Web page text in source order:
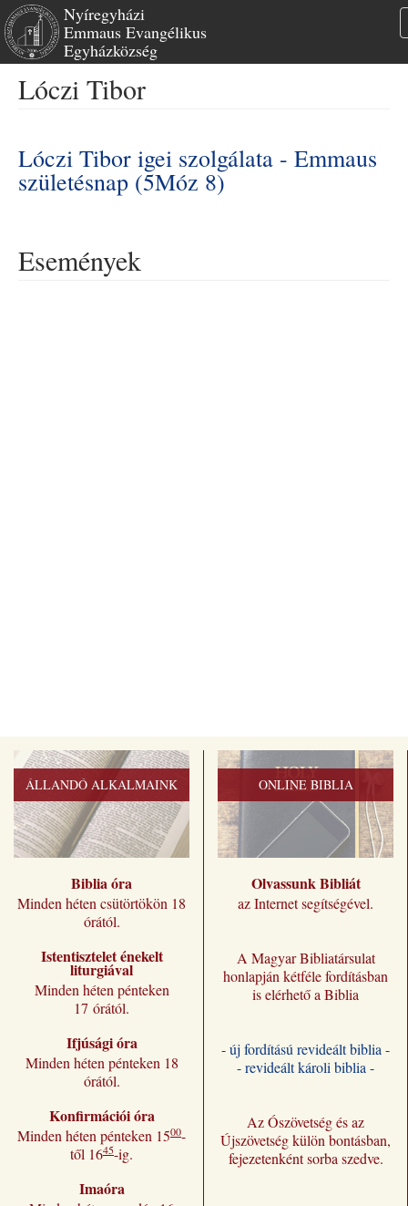
Ugrás
Nyíregyházi
Emmaus Evangélikus
Egyházközség
Lóczi Tibor
Lóczi Tibor igei szolgálata - Emmaus
születésnap (5Móz 8)
Események
ÁLLANDÓ ALKALMAINK
Biblia óra
Minden héten csütörtökön 18
órától.
Istentisztelet énekelt
liturgiával
Minden héten pénteken
17 órától.
Ifjúsági óra
Minden héten pénteken 18
órától.
Konfirmációi óra
Minden héten pénteken 1500-
től 1645-ig.
Imaóra
ONLINE BIBLIA
Olvassunk Bibliát
az Internet segítségével.
A Magyar Bibliatársulat
honlapján kétféle fordításban
is elérhető a Biblia
- új fordítású revideált biblia -
- revideált károli biblia -
Az Ószövetség és az
Újszövetség külön bontásban,
fejezetenként sorba szedve.